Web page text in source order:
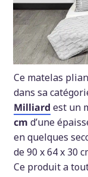
Ce matelas
dans sa
Milliard est un
cm d’une
en quelques
de 90 x 64 x 30
Ce produit a